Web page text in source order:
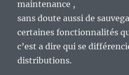
maintenance ,
sans doute aussi de
certaines fonctionnalités
c’est a dire qui se
distributions.